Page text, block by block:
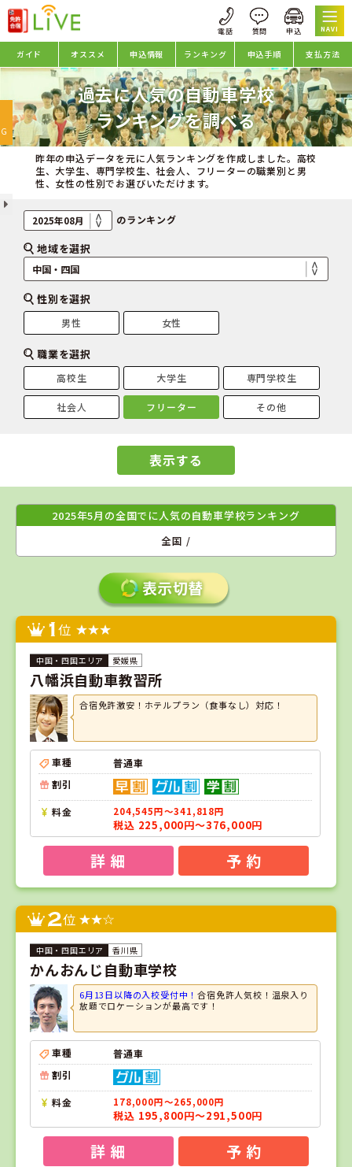
NAVI
ガイド オススメ 申込情報 ランキング 申込手順 支払方法
過去に人気の自動車学校
ランキングを調べる
昨年の申込データを元に人気ランキングを作成しました。高校
生、大学生、専門学校生、社会人、フリーターの職業別と男
性、女性の性別でお選びいただけます。
のランキング
地域を選択
性別を選択
男性 女性
職業を選択
高校生 大学生 専門学校生
社会人 フリーター その他
表示する
2025年5月の全国でに人気の自動車学校ランキング
全国 /
1位
愛媛県
八幡浜自動車教習所
合宿免許激安！ホテルプラン（食事なし）対応！
車種
普通車
割引
料金 204,545円～341,818円
税込 225,000円～376,000円
詳 細 予 約
2位
香川県
かんおんじ自動車学校
6月13日以降の入校受付中！合宿免許人気校！温泉入り
放題でロケーションが最高です！
車種
普通車
割引
料金 178,000円～265,000円
税込 195,800円～291,500円
詳 細 予 約